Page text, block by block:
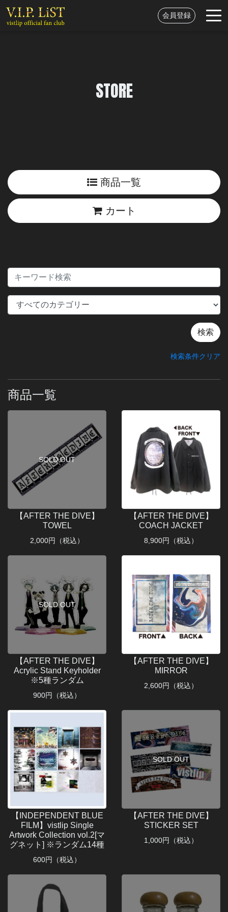
会員登録
STORE
商品一覧
カート
検索条件クリア
商品一覧
SOLD OUT
【AFTER THE DIVE】
TOWEL
2,000円（税込）
【AFTER THE DIVE】
COACH JACKET
8,900円（税込）
SOLD OUT
【AFTER THE DIVE】
Acrylic Stand Keyholder
※5種ランダム
900円（税込）
【AFTER THE DIVE】
MIRROR
2,600円（税込）
【INDEPENDENT BLUE
FILM】vistlip Single
Artwork Collection vol.2[マ
グネット] ※ランダム14種
600円（税込）
SOLD OUT
【AFTER THE DIVE】
STICKER SET
1,000円（税込）